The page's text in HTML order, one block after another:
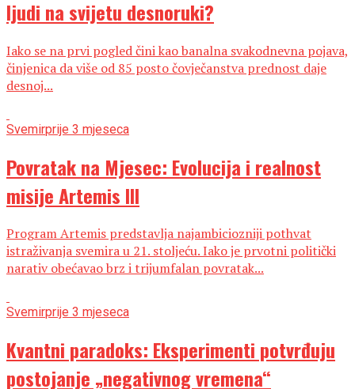
ljudi na svijetu desnoruki?
Iako se na prvi pogled čini kao banalna svakodnevna pojava,
činjenica da više od 85 posto čovječanstva prednost daje
desnoj...
Svemirprije 3 mjeseca
Povratak na Mjesec: Evolucija i realnost
misije Artemis III
Program Artemis predstavlja najambiciozniji pothvat
istraživanja svemira u 21. stoljeću. Iako je prvotni politički
narativ obećavao brz i trijumfalan povratak...
Svemirprije 3 mjeseca
Kvantni paradoks: Eksperimenti potvrđuju
postojanje „negativnog vremena“